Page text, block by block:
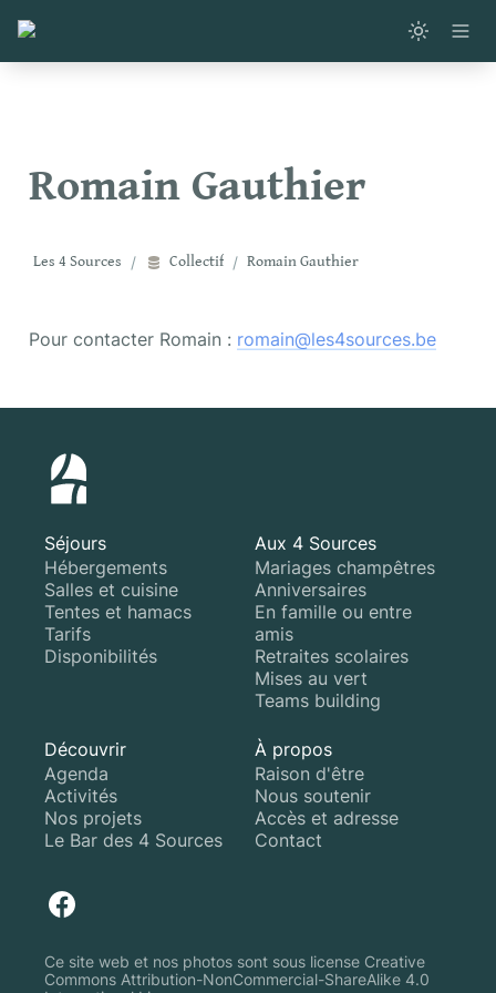
Romain Gauthier
Les 4 Sources / Collectif / Romain Gauthier
Pour contacter Romain : romain@les4sources.be
Séjours
Hébergements
Salles et cuisine
Tentes et hamacs
Tarifs
Disponibilités
Aux 4 Sources
Mariages champêtres
Anniversaires
En famille ou entre
amis
Retraites scolaires
Mises au vert
Teams building
Découvrir
Agenda
Activités
Nos projets
Le Bar des 4 Sources
À propos
Raison d'être
Nous soutenir
Accès et adresse
Contact
Ce site web et nos photos sont sous license Creative
Commons Attribution-NonCommercial-ShareAlike 4.0